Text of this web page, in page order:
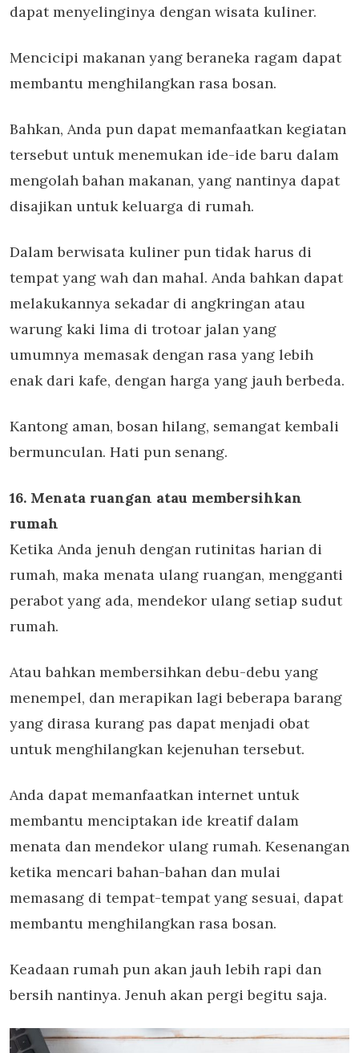
dapat menyelinginya dengan wisata kuliner.
Mencicipi makanan yang beraneka ragam dapat
membantu menghilangkan rasa bosan.
Bahkan, Anda pun dapat memanfaatkan kegiatan
tersebut untuk menemukan ide-ide baru dalam
mengolah bahan makanan, yang nantinya dapat
disajikan untuk keluarga di rumah.
Dalam berwisata kuliner pun tidak harus di
tempat yang wah dan mahal. Anda bahkan dapat
melakukannya sekadar di angkringan atau
warung kaki lima di trotoar jalan yang
umumnya memasak dengan rasa yang lebih
enak dari kafe, dengan harga yang jauh berbeda.
Kantong aman, bosan hilang, semangat kembali
bermunculan. Hati pun senang.
16. Menata ruangan atau membersihkan
rumah
Ketika Anda jenuh dengan rutinitas harian di
rumah, maka menata ulang ruangan, mengganti
perabot yang ada, mendekor ulang setiap sudut
rumah.
Atau bahkan membersihkan debu-debu yang
menempel, dan merapikan lagi beberapa barang
yang dirasa kurang pas dapat menjadi obat
untuk menghilangkan kejenuhan tersebut.
Anda dapat memanfaatkan internet untuk
membantu menciptakan ide kreatif dalam
menata dan mendekor ulang rumah. Kesenangan
ketika mencari bahan-bahan dan mulai
memasang di tempat-tempat yang sesuai, dapat
membantu menghilangkan rasa bosan.
Keadaan rumah pun akan jauh lebih rapi dan
bersih nantinya. Jenuh akan pergi begitu saja.